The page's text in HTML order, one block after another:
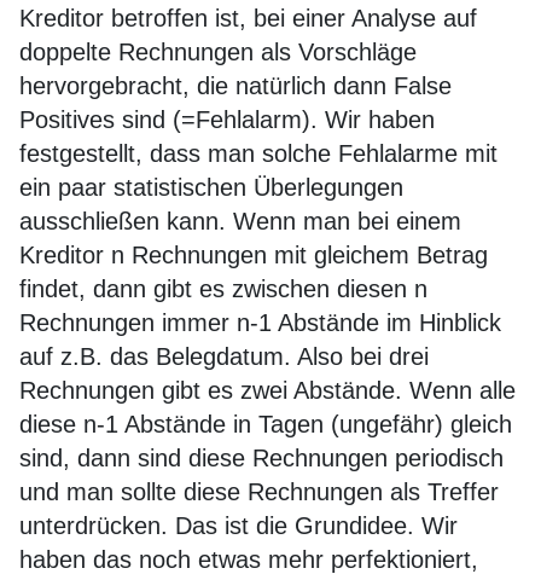
Kreditor betroffen ist, bei einer Analyse auf
doppelte Rechnungen als Vorschläge
hervorgebracht, die natürlich dann False
Positives sind (=Fehlalarm). Wir haben
festgestellt, dass man solche Fehlalarme mit
ein paar statistischen Überlegungen
ausschließen kann. Wenn man bei einem
Kreditor n Rechnungen mit gleichem Betrag
findet, dann gibt es zwischen diesen n
Rechnungen immer n-1 Abstände im Hinblick
auf z.B. das Belegdatum. Also bei drei
Rechnungen gibt es zwei Abstände. Wenn alle
diese n-1 Abstände in Tagen (ungefähr) gleich
sind, dann sind diese Rechnungen periodisch
und man sollte diese Rechnungen als Treffer
unterdrücken. Das ist die Grundidee. Wir
haben das noch etwas mehr perfektioniert,